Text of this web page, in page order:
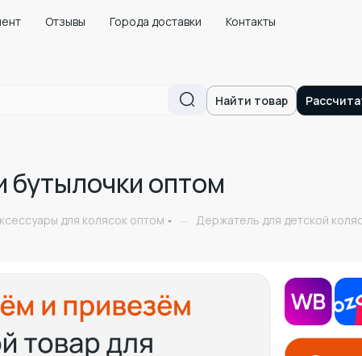
Отзывы Города доставки
Контакты
Найти товар
бутылочки оптом
для колясок оптом — Держатель для детской